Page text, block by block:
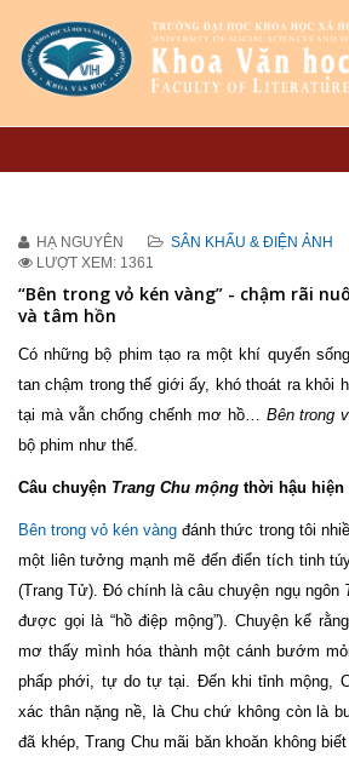
HẠ NGUYÊN SÂN KHẤU & ĐIỆN ẢNH
LƯỢT XEM: 1361
“Bên trong vỏ kén vàng” - chậm rãi
và tâm hồn
Có những bộ phim tạo ra một khí quyển
tan chậm trong thế giới ấy, khó thoát ra khỏi
tại mà vẫn chống chếnh mơ hồ… Bên trong
bộ phim như thế.
Câu chuyện Trang Chu mộng thời hậu hiện
Bên trong vỏ kén vàng đánh thức trong tôi
một liên tưởng mạnh mẽ đến điển tích tinh
(Trang Tử). Đó chính là câu chuyện ngụ ngôn
được gọi là “hồ điệp mộng”). Chuyện kể
mơ thấy mình hóa thành một cánh bướm
phấp phới, tự do tự tại. Đến khi tỉnh mộng,
xác thân nặng nề, là Chu chứ không còn là
đã khép, Trang Chu mãi băn khoăn không